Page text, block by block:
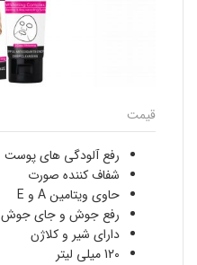
قیمت
رفع آلودگی های پوست
شفاف كننده صورت
حاوی ویتامین A و E
رفع جوش و جای جوش
دارای شیر و کلاژن
120 میلی لیتر